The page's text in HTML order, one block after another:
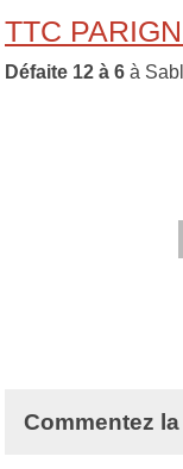
TTC
Défaite 12 à 6 à
Commentez